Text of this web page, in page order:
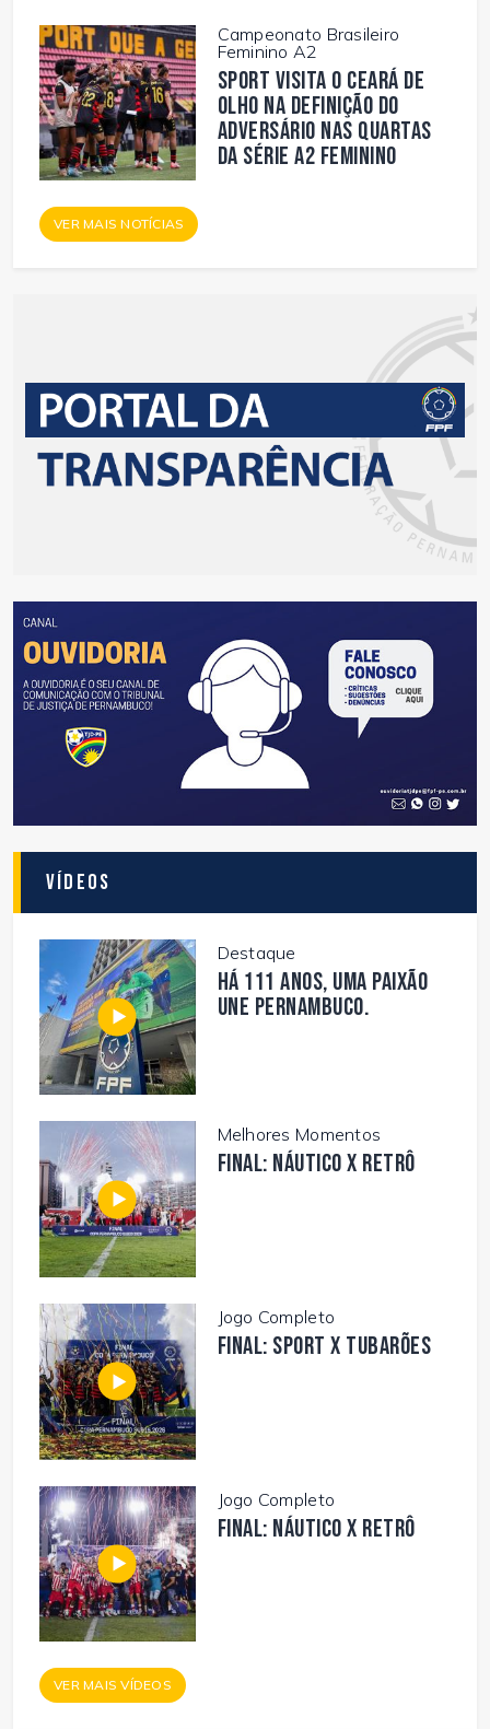
Campeonato Brasileiro
Feminino A2
Sport visita o Ceará de
olho na definição do
adversário nas quartas
da Série A2 Feminino
VER MAIS NOTÍCIAS
Vídeos
Destaque
Há 111 anos, uma paixão
une Pernambuco.
Melhores Momentos
FINAL: NÁUTICO X RETRÔ
Jogo Completo
FINAL: SPORT X TUBARÕES
Jogo Completo
FINAL: NÁUTICO X RETRÔ
VER MAIS VÍDEOS